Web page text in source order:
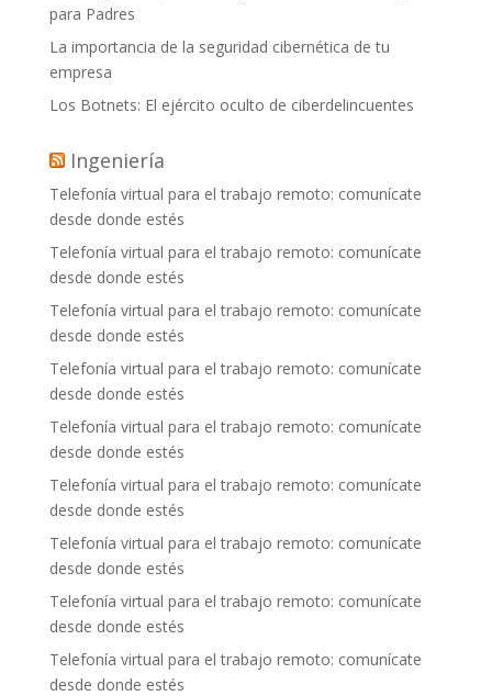
para Padres
La importancia de la seguridad cibernética de tu
empresa
Los Botnets: El ejército oculto de ciberdelincuentes
Ingeniería
Telefonía virtual para el trabajo remoto: comunícate
desde donde estés
Telefonía virtual para el trabajo remoto: comunícate
desde donde estés
Telefonía virtual para el trabajo remoto: comunícate
desde donde estés
Telefonía virtual para el trabajo remoto: comunícate
desde donde estés
Telefonía virtual para el trabajo remoto: comunícate
desde donde estés
Telefonía virtual para el trabajo remoto: comunícate
desde donde estés
Telefonía virtual para el trabajo remoto: comunícate
desde donde estés
Telefonía virtual para el trabajo remoto: comunícate
desde donde estés
Telefonía virtual para el trabajo remoto: comunícate
desde donde estés